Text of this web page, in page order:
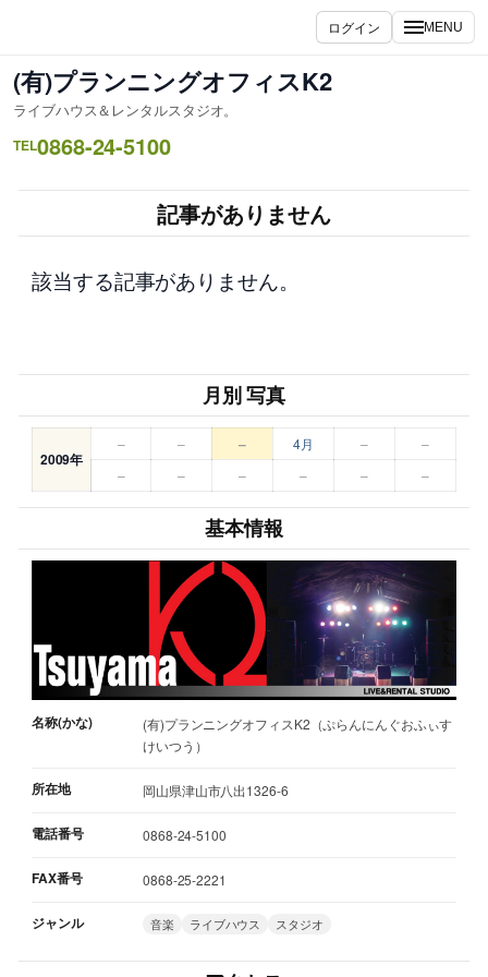
を
ス
キ
ッ
ログイン MENU
(有)プランニングオフィスK2
ライブハウス＆レンタルスタジオ。
TEL0868-24-5100
記事がありません
該当する記事がありません。
月別 写真
2009年
– – – 4月 –
–
–
– – – – –
基本情報
名称(かな)
(有)プランニングオフィスK2（ぷらんにんぐおふぃす
けいつう）
所在地 岡山県津山市八出1326-6
電話番号 0868-24-5100
FAX番号 0868-25-2221
ジャンル 音楽 ライブハウス スタジオ